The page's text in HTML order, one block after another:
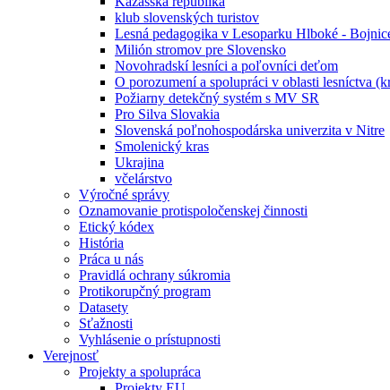
klub slovenských turistov
Lesná pedagogika v Lesoparku Hlboké -
Milión stromov pre Slovensko
Novohradskí lesníci a poľovníci deťom
O porozumení a spolupráci v oblasti lesníctva
Požiarny detekčný systém s MV SR
Pro Silva Slovakia
Slovenská poľnohospodárska univerzita v Nitre
Smolenický kras
Ukrajina
včelárstvo
Výročné správy
Oznamovanie protispoločenskej činnosti
Etický kódex
História
Práca u nás
Pravidlá ochrany súkromia
Protikorupčný program
Datasety
Sťažnosti
Vyhlásenie o prístupnosti
Verejnosť
Projekty a spolupráca